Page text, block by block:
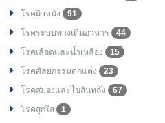
โรคผิวหนัง
91
โรคระบบทางเดินอาหาร
44
โรคเลือดและน้ำเหลือง
15
โรคศัลยกรรมตกแต่ง
23
โรคสมองและไขสันหลัง
67
โรคสุกใส
1